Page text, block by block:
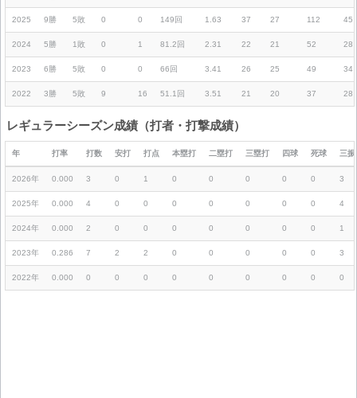
2025 9勝 5敗 0 0 149回 1.63 37 27 112 45
2024 5勝 1敗 0 1 81.2回 2.31 22 21 52 28
2023 6勝 5敗 0 0 66回 3.41 26 25 49 34
2022 3勝 5敗 9 16 51.1回 3.51 21 20 37 28
レギュラーシーズン成績（打者・打撃成績）
年 打率 打数 安打 打点 本塁打 二塁打 三塁打 四球 死球 三振
2026年 0.000 3 0 1 0 0 0 0 0 3
2025年 0.000 4 0 0 0 0 0 0 0 4
2024年 0.000 2 0 0 0 0 0 0 0 1
2023年 0.286 7 2 2 0 0 0 0 0 3
2022年 0.000 0 0 0 0 0 0 0 0 0